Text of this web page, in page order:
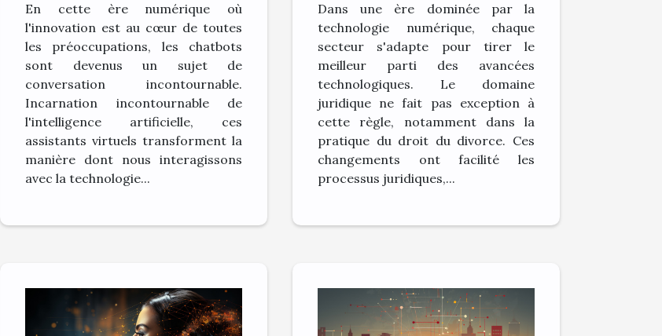
L'évolution des
chatbots
En cette ère numérique où
l'innovation est au cœur de toutes
les préoccupations, les chatbots
sont devenus un sujet de
conversation incontournable.
Incarnation incontournable de
l'intelligence artificielle, ces
assistants virtuels transforment la
manière dont nous interagissons
avec la technologie...
pratique du droit du
divorce
Dans une ère dominée par la
technologie numérique, chaque
secteur s'adapte pour tirer le
meilleur parti des avancées
technologiques. Le domaine
juridique ne fait pas exception à
cette règle, notamment dans la
pratique du droit du divorce. Ces
changements ont facilité les
processus juridiques,...